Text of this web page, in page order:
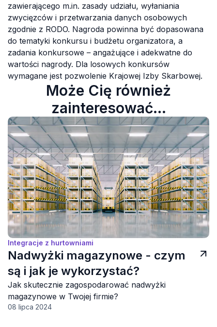
zawierającego m.in. zasady udziału, wyłaniania
zwycięzców i przetwarzania danych osobowych
zgodnie z RODO. Nagroda powinna być dopasowana
do tematyki konkursu i budżetu organizatora, a
zadania konkursowe – angażujące i adekwatne do
wartości nagrody. Dla losowych konkursów
wymagane jest pozwolenie Krajowej Izby Skarbowej.
Może Cię również
zainteresować...
Integracje z hurtowniami
Nadwyżki magazynowe - czym
są i jak je wykorzystać?
Jak skutecznie zagospodarować nadwyżki
magazynowe w Twojej firmie?
08 lipca 2024